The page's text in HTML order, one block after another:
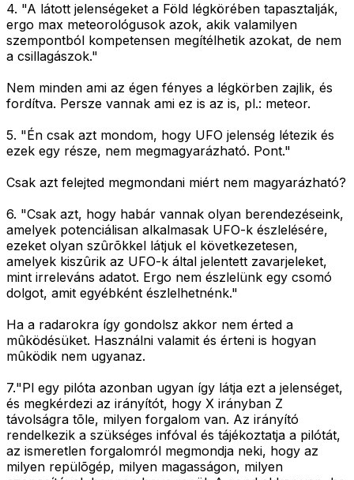
4. "A látott jelenségeket a Föld légkörében tapasztalják,
ergo max meteorológusok azok, akik valamilyen
szempontból kompetensen megítélhetik azokat, de nem
a csillagászok."
Nem minden ami az égen fényes a légkörben zajlik, és
fordítva. Persze vannak ami ez is az is, pl.: meteor.
5. "Én csak azt mondom, hogy UFO jelenség létezik és
ezek egy része, nem megmagyarázható. Pont."
Csak azt felejted megmondani miért nem magyarázható?
6. "Csak azt, hogy habár vannak olyan berendezéseink,
amelyek potenciálisan alkalmasak UFO-k észlelésére,
ezeket olyan szûrõkkel látjuk el következetesen,
amelyek kiszûrik az UFO-k által jelentett zavarjeleket,
mint irreleváns adatot. Ergo nem észlelünk egy csomó
dolgot, amit egyébként észlelhetnénk."
Ha a radarokra így gondolsz akkor nem érted a
mûködésüket. Használni valamit és érteni is hogyan
mûködik nem ugyanaz.
7."Pl egy pilóta azonban ugyan így látja ezt a jelenséget,
és megkérdezi az irányítót, hogy X irányban Z
távolságra tõle, milyen forgalom van. Az irányító
rendelkezik a szükséges infóval és tájékoztatja a pilótát,
az ismeretlen forgalomról megmondja neki, hogy az
milyen repülõgép, milyen magasságon, milyen